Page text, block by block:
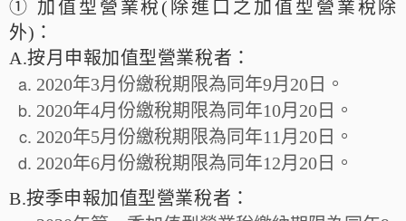
① 加值型營業稅(除進口之加值型營業稅除
外)：
A.按月申報加值型營業稅者：
2020年3月份繳稅期限為同年9月20日。
2020年4月份繳稅期限為同年10月20日。
2020年5月份繳稅期限為同年11月20日。
2020年6月份繳稅期限為同年12月20日。
B.按季申報加值型營業稅者：